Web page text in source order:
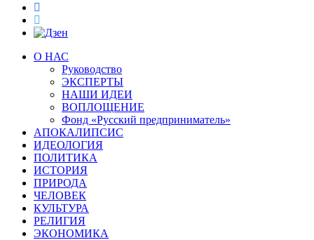
О НАС
Руководство
ЭКСПЕРТЫ
НАШИ ИДЕИ
ВОПЛОЩЕНИЕ
Фонд «Русский предприниматель»
АПОКАЛИПСИС
ИДЕОЛОГИЯ
ПОЛИТИКА
ИСТОРИЯ
ПРИРОДА
ЧЕЛОВЕК
КУЛЬТУРА
РЕЛИГИЯ
ЭКОНОМИКА